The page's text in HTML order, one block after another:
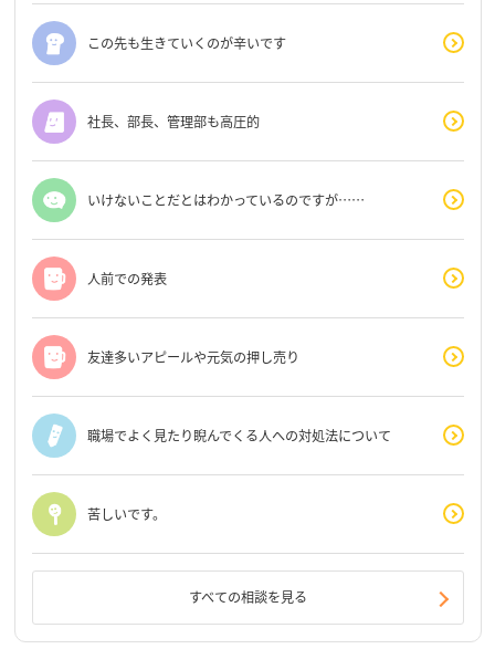
この先も生きていくのが辛いです
社長、部長、管理部も高圧的
いけないことだとはわかっているのですが……
人前での発表
友達多いアピールや元気の押し売り
職場でよく見たり睨んでくる人への対処法について
苦しいです。
すべての相談を見る